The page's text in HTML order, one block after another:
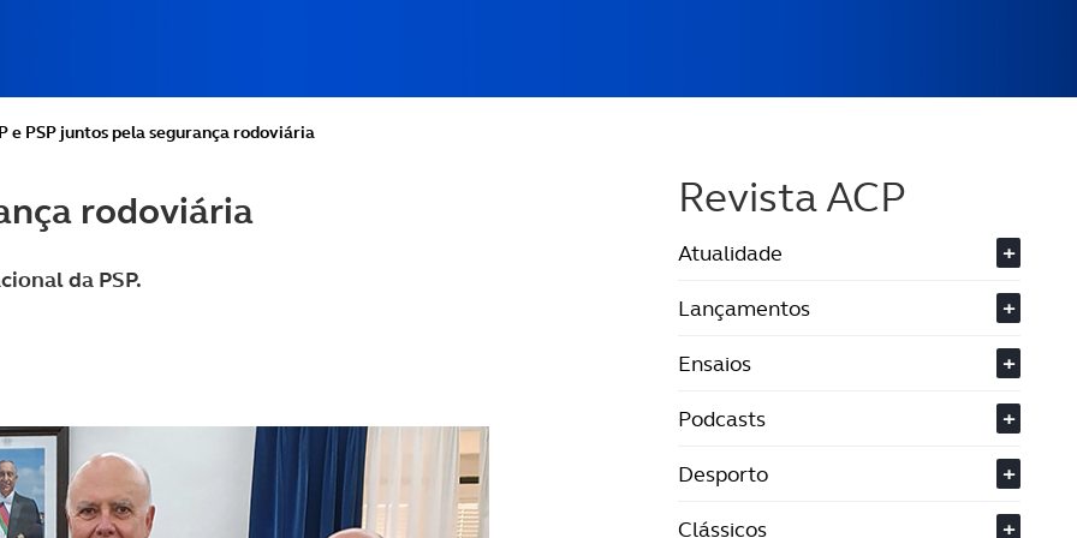
e PSP juntos pela segurança rodoviária
rodoviária
da PSP.
Revista ACP
Atualidade
+
Lançamentos
+
Ensaios
+
Podcasts
+
Desporto
+
Clássicos
+